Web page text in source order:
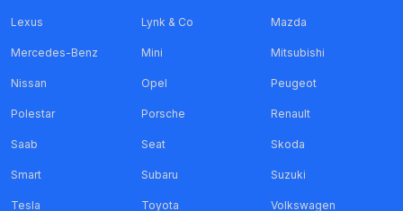
Lexus Lynk & Co Mazda
Mercedes-Benz Mini Mitsubishi
Nissan Opel Peugeot
Polestar Porsche Renault
Saab Seat Skoda
Smart Subaru Suzuki
Tesla Toyota Volkswagen